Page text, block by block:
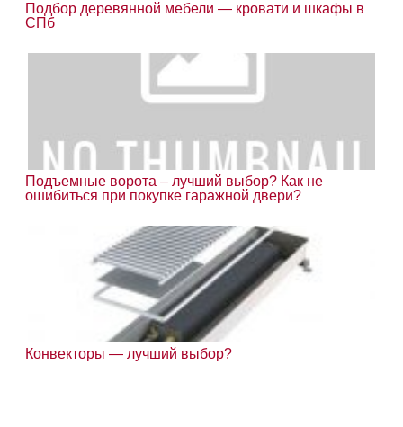
Подбор деревянной мебели — кровати и шкафы в
СПб
Подъемные ворота – лучший выбор? Как не
ошибиться при покупке гаражной двери?
Конвекторы — лучший выбор?